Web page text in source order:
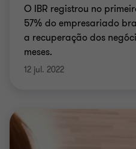
O IBR registrou no
57% do empresariado
a recuperação dos
meses.
12 jul. 2022